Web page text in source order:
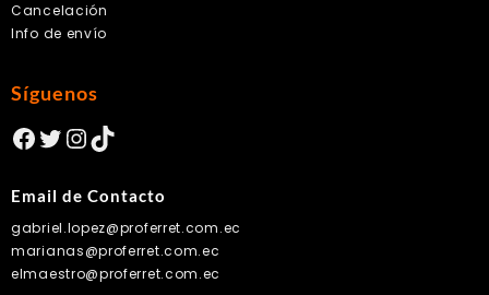
Cancelación
Info de envío
Síguenos
Facebook
Twitter
Instagram
TikTok
Email de Contacto
gabriel.lopez@proferret.com.ec
marianas@proferret.com.ec
elmaestro@proferret.com.ec